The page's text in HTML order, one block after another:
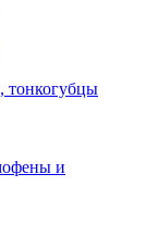
тонкогубцы
и